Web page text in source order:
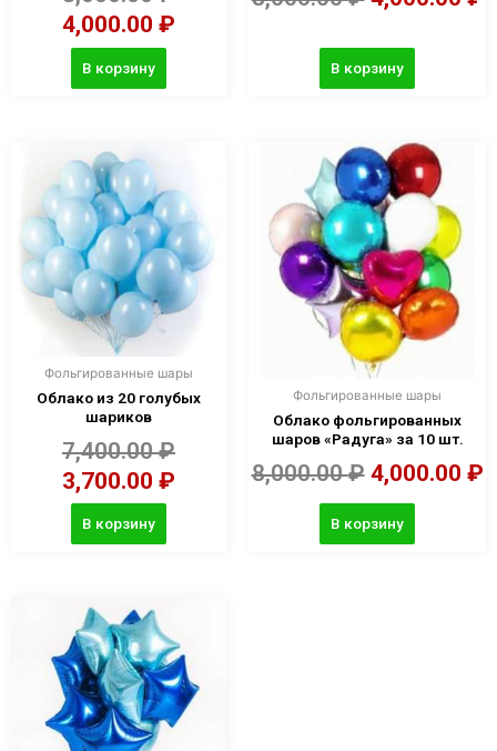
4,000.00 ₽
В корзину В корзину
Фольгированные шары
Облако из 20 голубых
шариков
7,400.00₽
3,700.00 ₽
В корзину
Фольгированные шары
Облако фольгированных
шаров «Радуга» за 10 шт.
8,000.00₽ 4,000.00 ₽
В корзину